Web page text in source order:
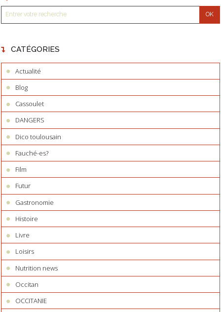
CATÉGORIES
Actualité
Blog
Cassoulet
DANGERS
Dico toulousain
Fauché-es?
Film
Futur
Gastronomie
Histoire
Livre
Loisirs
Nutrition news
Occitan
OCCITANIE